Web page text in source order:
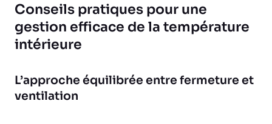
Conseils pratiques pour une
gestion efficace de la température
intérieure
L’approche équilibrée entre fermeture et
ventilation